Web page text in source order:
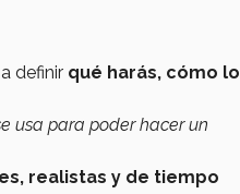
definir qué harás, cómo lo
usa para poder hacer un
realistas y de tiempo